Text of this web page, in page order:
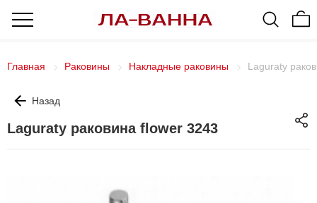
Главная Раковины Накладные раковины Laguraty
Назад
Laguraty раковина flower 3243